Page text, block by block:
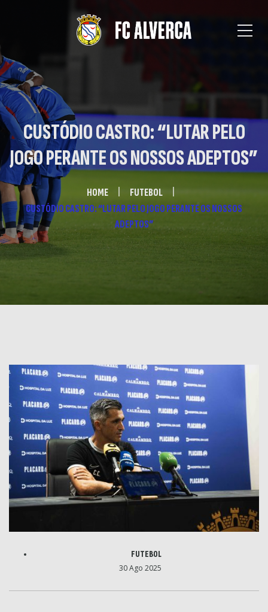
CUSTÓDIO CASTRO: “LUTAR PELO
JOGO PERANTE OS NOSSOS ADEPTOS”
HOME
FUTEBOL
CUSTÓDIO CASTRO: “LUTAR PELO JOGO PERANTE OS NOSSOS
ADEPTOS”
FUTEBOL
30 Ago 2025